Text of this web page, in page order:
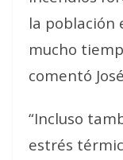
la población
mucho
comentó
“Incluso
estrés